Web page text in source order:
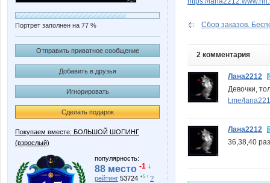
Портрет заполнен на 77 %
Отправить приватное сообщение
Добавить в друзья
Игнорировать
Сделать подарок
Покупаем вместе: БОЛЬШОЙ ШОПИНГ
(взрослый)
популярность:
88 место -1 ↓
рейтинг 53724 +5 ↑ ?
Сбор заказов.
2 комментария
Лана2212
Девочки,
t.me/
Лана2212
36,38,40